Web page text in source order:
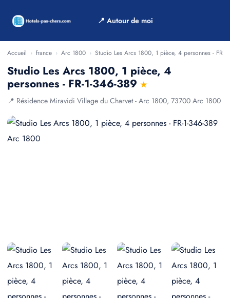
📍 Autour de moi
Accueil › france › Arc 1800 › Studio Les Arcs 1800, 1 pièce, 4 personnes - FR-
Studio Les Arcs 1800, 1 pièce, 4
personnes - FR-1-346-389 ★
📍 Résidence Miravidi Village du Charvet - Arc 1800, 73700 Arc 1800